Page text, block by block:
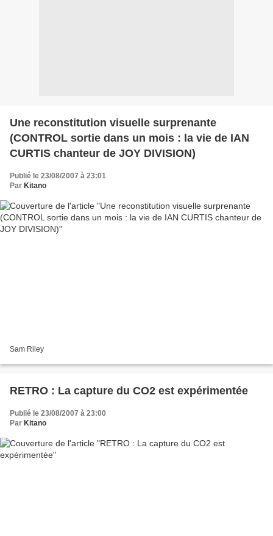
Une reconstitution visuelle surprenante
(CONTROL sortie dans un mois : la vie de IAN
CURTIS chanteur de JOY DIVISION)
Publié le 23/08/2007 à 23:01
Par Kitano
Sam Riley
RETRO : La capture du CO2 est expérimentée
Publié le 23/08/2007 à 23:00
Par Kitano